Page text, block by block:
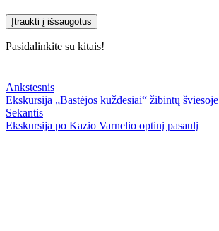
Įtraukti į išsaugotus
Pasidalinkite su kitais!
Ankstesnis
Ekskursija „Bastėjos kuždesiai“ žibintų šviesoje
Sekantis
Ekskursija po Kazio Varnelio optinį pasaulį